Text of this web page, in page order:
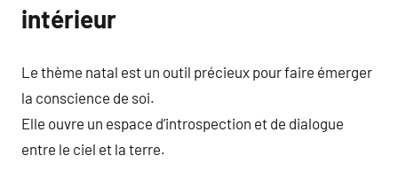
intérieur
Le thème natal est un outil précieux pour faire émerger
la conscience de soi.
Elle ouvre un espace d’introspection et de dialogue
entre le ciel et la terre.